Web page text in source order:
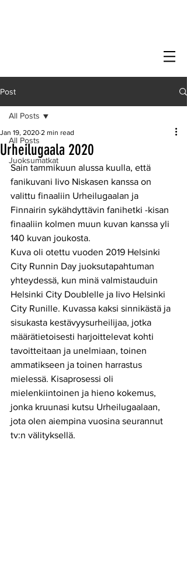
Post
All Posts
Juoksumatkat
All Posts
Urheilugaala 2020
Jan 19, 2020 2 min read
Sain tammikuun alussa kuulla, että
fanikuvani Iivo Niskasen kanssa on
valittu finaaliin Urheilugaalan ja
Finnairin sykähdyttävin fanihetki -kisan
finaaliin kolmen muun kuvan kanssa yli
140 kuvan joukosta.
Kuva oli otettu vuoden 2019 Helsinki
City Runnin Day juoksutapahtuman
yhteydessä, kun minä valmistauduin
Helsinki City Doublelle ja Iivo Helsinki
City Runille. Kuvassa kaksi sinnikästä ja
sisukasta kestävyysurheilijaa, jotka
määrätietoisesti harjoittelevat kohti
tavoitteitaan ja unelmiaan, toinen
ammatikseen ja toinen harrastus
mielessä. Kisaprosessi oli
mielenkiintoinen ja hieno kokemus,
jonka kruunasi kutsu Urheilugaalaan,
jota olen aiempina vuosina seurannut
tv:n välityksellä.